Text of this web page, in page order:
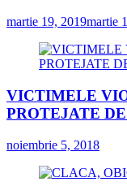
martie 19, 2019martie
VICTIMELE
PROTEJATE
noiembrie 5, 2018